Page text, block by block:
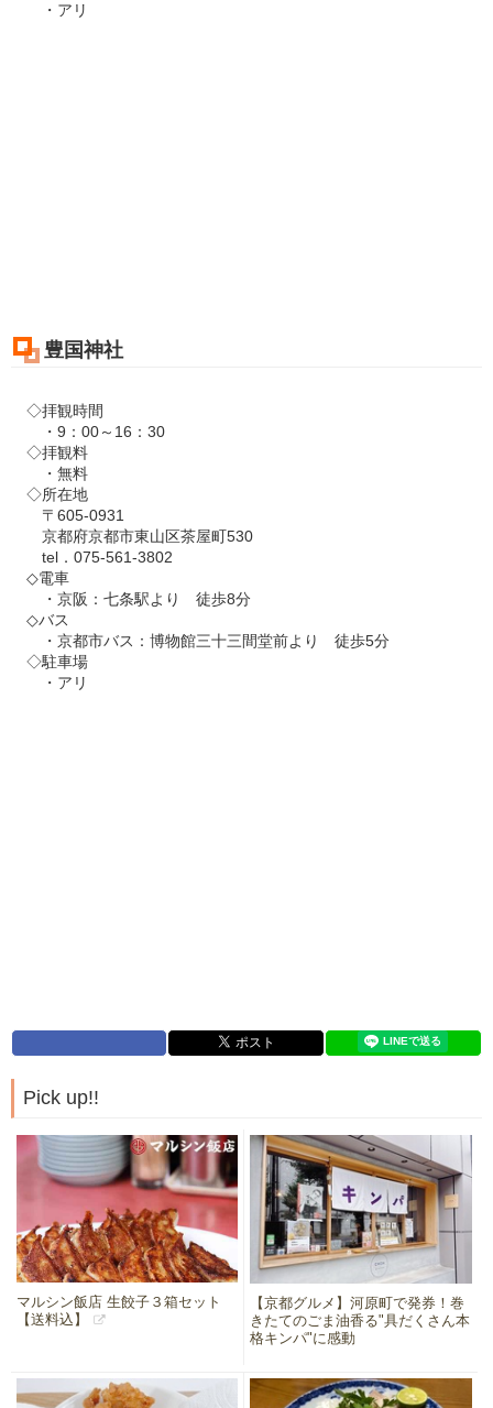
・アリ
豊国神社
◇拝観時間
・9：00～16：30
◇拝観料
・無料
◇所在地
〒605-0931
京都府京都市東山区茶屋町530
tel．075-561-3802
◇電車
・京阪：七条駅より 徒歩8分
◇バス
・京都市バス：博物館三十三間堂前より 徒歩5分
◇駐車場
・アリ
Pick up!!
マルシン飯店 生餃子３箱セット
【送料込】
【京都グルメ】河原町で発券！巻
きたてのごま油香る"具だくさん本
格キンパ"に感動